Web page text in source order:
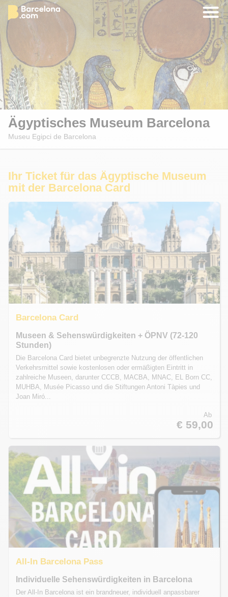
Ägyptisches Museum Barcelona
Museu Egipci de Barcelona
Ihr Ticket für das Ägyptische Museum
mit der Barcelona Card
Barcelona Card
Museen & Sehenswürdigkeiten + ÖPNV (72-120
Stunden)
Die Barcelona Card bietet unbegrenzte Nutzung der öffentlichen
Verkehrsmittel sowie kostenlosen oder ermäßigten Eintritt in
zahlreiche Museen, darunter CCCB, MACBA, MNAC, EL Born CC,
MUHBA, Musée Picasso und die Stiftungen Antoni Tàpies und
Joan Miró...
Ab
€ 59,00
All-In Barcelona Pass
Individuelle Sehenswürdigkeiten in Barcelona
Der All-In Barcelona ist ein brandneuer, individuell anpassbarer